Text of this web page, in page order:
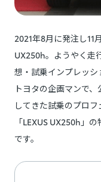
2021年8月に発注し11
UX250h。ようやく走
想・試乗インプレッ
トヨタの企画マンで
してきた試乗のプロフ
「LEXUS UX250h」
です。